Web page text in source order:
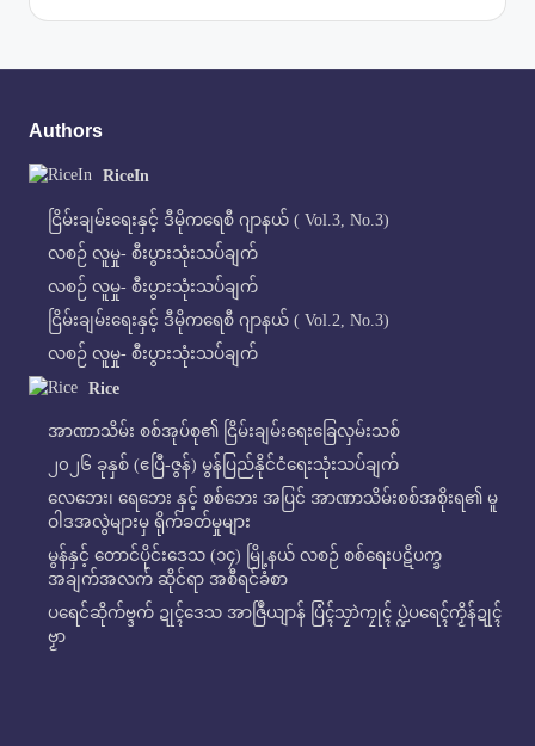
Authors
RiceIn
ငြိမ်းချမ်းရေးနှင့် ဒီမိုကရေစီ ဂျာနယ် ( Vol.3, No.3)
လစဉ် လူမှု- စီးပွားသုံးသပ်ချက်
လစဉ် လူမှု- စီးပွားသုံးသပ်ချက်
ငြိမ်းချမ်းရေးနှင့် ဒီမိုကရေစီ ဂျာနယ် ( Vol.2, No.3)
လစဉ် လူမှု- စီးပွားသုံးသပ်ချက်
Rice
အာဏာသိမ်း စစ်အုပ်စု၏ ငြိမ်းချမ်းရေးခြေလှမ်းသစ်
၂၀၂၆ ခုနှစ် (ဧပြီ-ဇွန်) မွန်ပြည်နိုင်ငံရေးသုံးသပ်ချက်
လေဘေး၊ ရေဘေး နှင့် စစ်ဘေး အပြင် အာဏာသိမ်းစစ်အစိုးရ၏ မူ
ဝါဒအလွဲများမှ ရိုက်ခတ်မှုများ
မွန်နှင့် တောင်ပိုင်းဒေသ (၁၄) မြို့နယ် လစဉ် စစ်ရေးပဋိပက္ခ
အချက်အလက် ဆိုင်ရာ အစီရင်ခံစာ
ပရေင်ဆိုက်ဗ္ဒက် ဍုၚ်ဒေသ အာဇြဳယျာန် ပြံၚ်သၠာဲကၠုၚ် ပ္ဍဲပရေၚ်ကၟိန်ဍုၚ်
ဗၟာ